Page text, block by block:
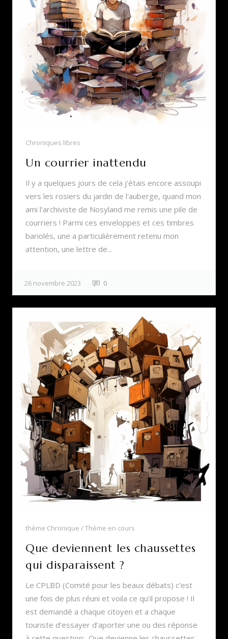
Chroniques libres
Un courrier inattendu
Il y a quelques jours de cela j'étais encore assoupi
vers les rosiers du jardin de l'auberge, quand mon
ami l'archiviste de Nosyland me remis une pile de
courriers ! Parmi ces enveloppes et ces timbres
bariolés, une a particulièrement retenu mon
attention, une lettre de...
26 novembre 2023 0
thème Chronique Thème en cours
Que deviennent les chaussettes
qui disparaissent ?
Le CPLBD (Comité pour les beaux débats) c’est
une fois de plus réuni et voila ce qu’il propose ! Il
est demandé a chaque citoyen et a chaque
touriste d’essayer d’aporter une ou des réponse